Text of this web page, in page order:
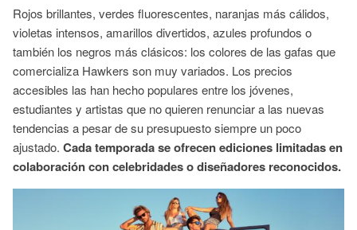
Rojos brillantes, verdes fluorescentes, naranjas más cálidos,
violetas intensos, amarillos divertidos, azules profundos o
también los negros más clásicos: los colores de las gafas que
comercializa Hawkers son muy variados. Los precios
accesibles las han hecho populares entre los jóvenes,
estudiantes y artistas que no quieren renunciar a las nuevas
tendencias a pesar de su presupuesto siempre un poco
ajustado. Cada temporada se ofrecen ediciones limitadas en
colaboración con celebridades o diseñadores reconocidos.